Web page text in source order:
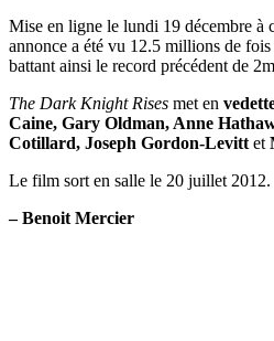
Mise en ligne le lundi 19 décembre à
annonce a été vu 12.5 millions de
battant ainsi le record précédent de
The Dark Knight Rises met en
Caine, Gary Oldman, Anne
Cotillard, Joseph Gordon-Levitt et
Le film sort en salle le 20 juillet 2012.
– Benoit Mercier